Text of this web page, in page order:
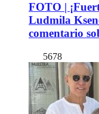
FOTO |
Ludmila
comentario
5678